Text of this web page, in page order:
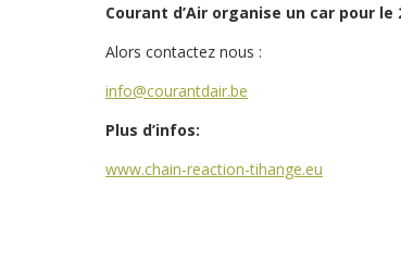
Courant d’Air organise un car pour le
Alors contactez nous :
info@courantdair.be
Plus d’infos:
www.chain-reaction-tihange.eu